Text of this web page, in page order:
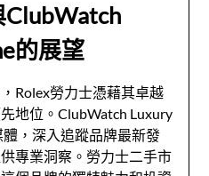
的展望
Rolex勞力士憑藉其卓越
地位。ClubWatch Luxury
，深入追蹤品牌最新發
專業洞察。勞力士二手市